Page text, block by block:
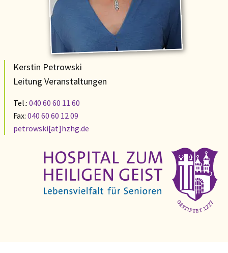
Kerstin Petrowski
Leitung Veranstaltungen
Tel.: 040 60 60 11 60
Fax: 040 60 60 12 09
petrowski[at]hzhg.de